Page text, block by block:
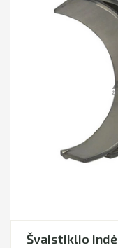
Švaistiklio